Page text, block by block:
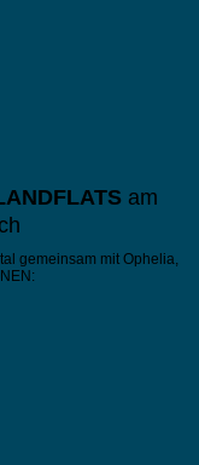
am
gemeinsam mit Ophelia,